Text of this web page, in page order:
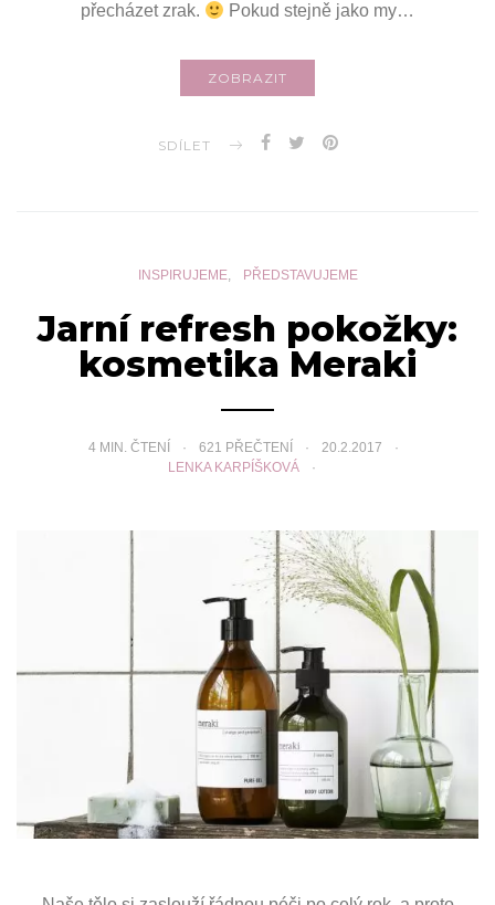
přecházet zrak.
Pokud stejně jako my…
ZOBRAZIT
SDÍLET
INSPIRUJEME PŘEDSTAVUJEME
Jarní refresh pokožky:
kosmetika Meraki
4 MIN. ČTENÍ 621 PŘEČTENÍ
20.2.2017
LENKA KARPÍŠKOVÁ